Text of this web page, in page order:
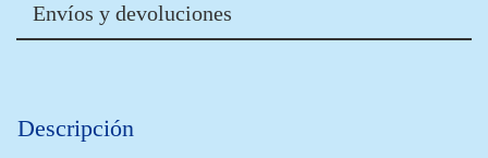
Envíos y devoluciones
Descripción